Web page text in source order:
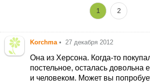
1 2
Korchma • 27 декабря 2012
Она из Херсона. Когда-то
постельное, осталась довольна
и человеком. Может вы